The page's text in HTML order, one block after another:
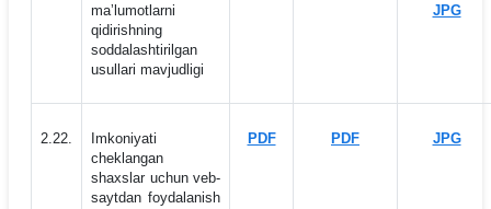
maʼlumotlarni
qidirishning
soddalashtirilgan
usullari mavjudligi
JPG
2.22.
Imkoniyati
cheklangan
shaxslar uchun veb-
saytdan foydalanish
PDF PDF JPG